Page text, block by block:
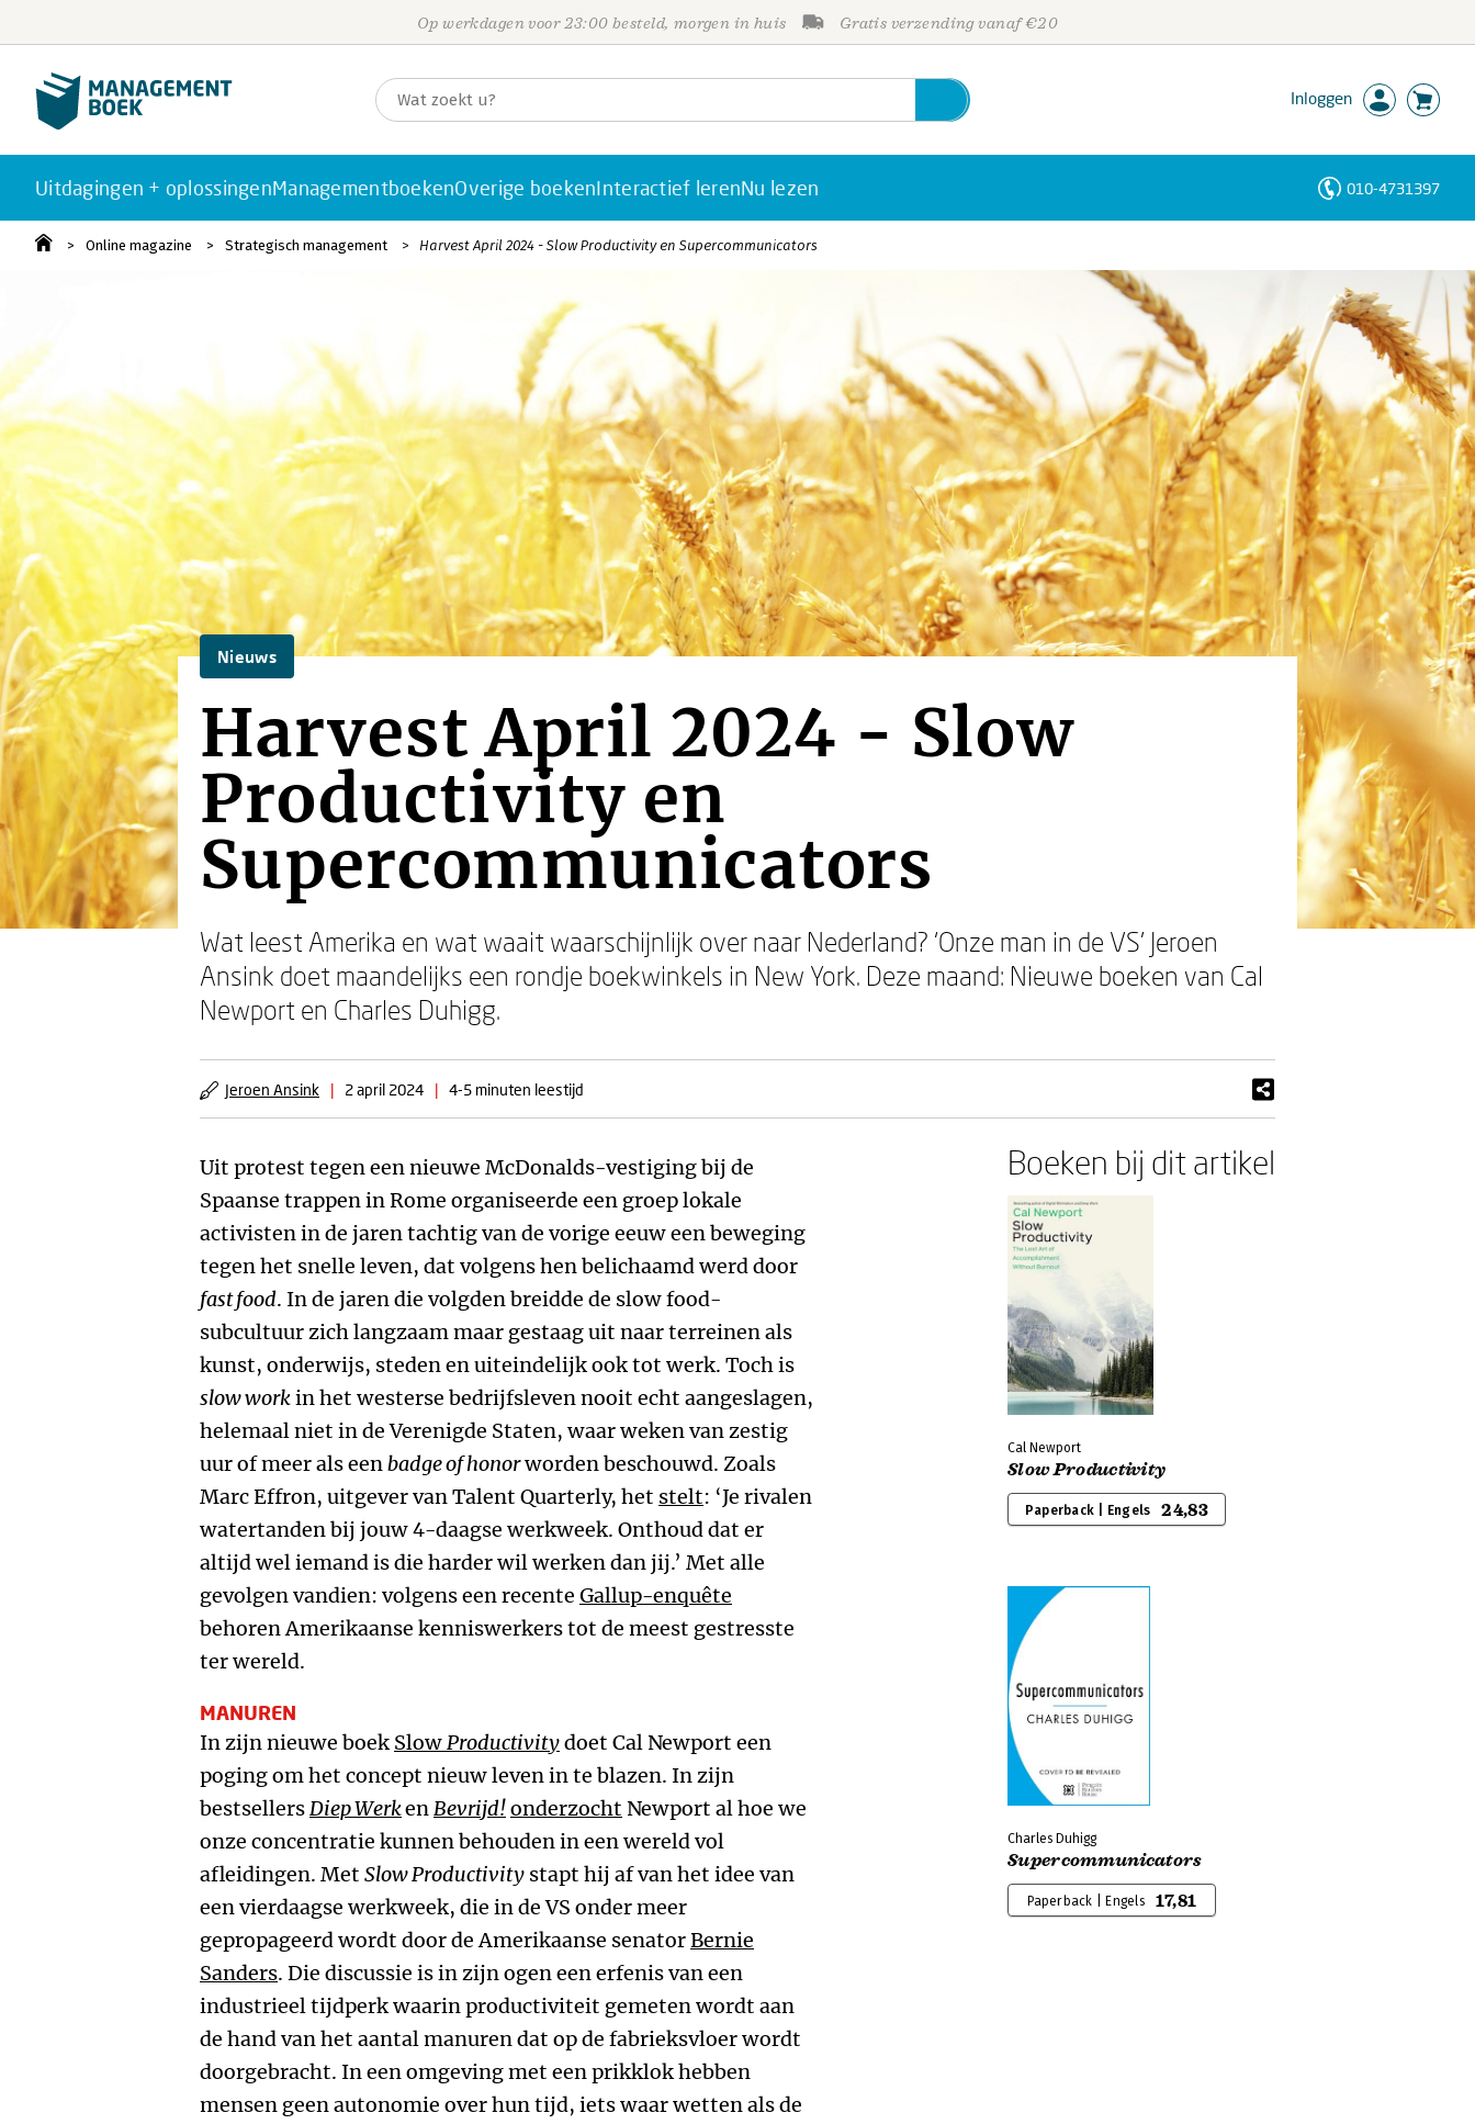
Op werkdagen voor 23:00 besteld, morgen in huis Gratis verzending vanaf €20
Inloggen
Uitdagingen + oplossingenManagementboekenOverige boekenInteractief lerenNu lezen 010-4731397
Online magazine Strategisch management Harvest April 2024 - Slow Productivity en Supercommunicators
Nieuws
Harvest April 2024 - Slow
Productivity en
Supercommunicators
Wat leest Amerika en wat waait waarschijnlijk over naar Nederland? ‘Onze man in de VS’ Jeroen
Ansink doet maandelijks een rondje boekwinkels in New York. Deze maand: Nieuwe boeken van Cal
Newport en Charles Duhigg.
Jeroen Ansink | 2 april 2024 | 4-5 minuten leestijd
Uit protest tegen een nieuwe McDonalds-vestiging bij de
Spaanse trappen in Rome organiseerde een groep lokale
activisten in de jaren tachtig van de vorige eeuw een beweging
tegen het snelle leven, dat volgens hen belichaamd werd door
fast food. In de jaren die volgden breidde de slow food-
subcultuur zich langzaam maar gestaag uit naar terreinen als
kunst, onderwijs, steden en uiteindelijk ook tot werk. Toch is
slow workin het westerse bedrijfsleven nooit echt aangeslagen,
helemaal niet in de Verenigde Staten, waar weken van zestig
uur of meer als eenbadge of honorworden beschouwd. Zoals
Marc Effron, uitgever van Talent Quarterly, het stelt: ‘Je rivalen
watertanden bij jouw 4-daagse werkweek. Onthoud dat er
altijd wel iemand is die harder wil werken dan jij.’ Met alle
gevolgen vandien: volgens een recente Gallup-enquête
behoren Amerikaanse kenniswerkers tot de meest gestresste
ter wereld.
MANUREN
In zijn nieuwe boekSlowProductivitydoet Cal Newport een
poging om het concept nieuw leven in te blazen. In zijn
bestsellersDiep WerkenBevrijd!onderzocht Newport al hoe we
onze concentratie kunnen behouden in een wereld vol
afleidingen. Met Slow Productivity stapt hij af van het idee van
een vierdaagse werkweek, die in de VS onder meer
gepropageerd wordt door de Amerikaanse senatorBernie
Sanders. Die discussie is in zijn ogen een erfenis van een
industrieel tijdperk waarin productiviteit gemeten wordt aan
de hand van het aantal manuren dat op de fabrieksvloer wordt
doorgebracht. In een omgeving met een prikklok hebben
mensen geen autonomie over hun tijd, iets waar wetten als de
Boeken bij dit artikel
Cal Newport
Slow Productivity
Paperback | Engels 24,83
Charles Duhigg
Supercommunicators
Paperback | Engels 17,81
Personen